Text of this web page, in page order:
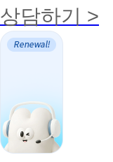
상담하기 >